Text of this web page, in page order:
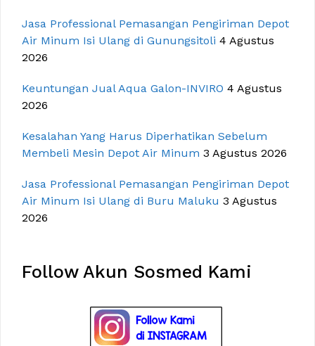
Jasa Professional Pemasangan Pengiriman Depot
Air Minum Isi Ulang di Gunungsitoli 4 Agustus
2026
Keuntungan Jual Aqua Galon-INVIRO 4 Agustus
2026
Kesalahan Yang Harus Diperhatikan Sebelum
Membeli Mesin Depot Air Minum 3 Agustus 2026
Jasa Professional Pemasangan Pengiriman Depot
Air Minum Isi Ulang di Buru Maluku 3 Agustus
2026
Follow Akun Sosmed Kami